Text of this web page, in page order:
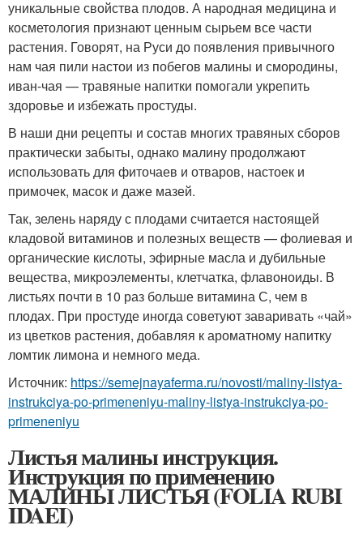
уникальные свойства плодов. А народная медицина и
косметология признают ценным сырьем все части
растения. Говорят, на Руси до появления привычного
нам чая пили настои из побегов малины и смородины,
иван-чая — травяные напитки помогали укрепить
здоровье и избежать простуды.
В наши дни рецепты и состав многих травяных сборов
практически забыты, однако малину продолжают
использовать для фиточаев и отваров, настоек и
примочек, масок и даже мазей.
Так, зелень наряду с плодами считается настоящей
кладовой витаминов и полезных веществ — фолиевая и
органические кислоты, эфирные масла и дубильные
вещества, микроэлементы, клетчатка, флавоноиды. В
листьях почти в 10 раз больше витамина С, чем в
плодах. При простуде иногда советуют заваривать «чай»
из цветков растения, добавляя к ароматному напитку
ломтик лимона и немного меда.
Источник: https://semejnayaferma.ru/novosti/maliny-listya-
instrukciya-po-primeneniyu-maliny-listya-instrukciya-po-
primeneniyu
Листья малины инструкция.
Инструкция по применению
МАЛИНЫ ЛИСТЬЯ (FOLIA RUBI
IDAEI)